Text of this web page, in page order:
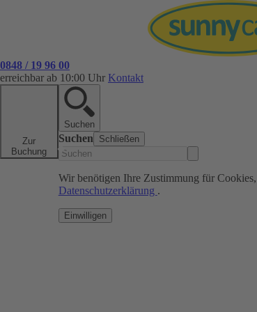
0848 / 19 96 00
erreichbar ab 10:00 Uhr Kontakt
Zur
Buchung
Suchen
Suchen Schließen
Wir benötigen Ihre Zustimmung für
Datenschutzerklärung .
Einwilligen